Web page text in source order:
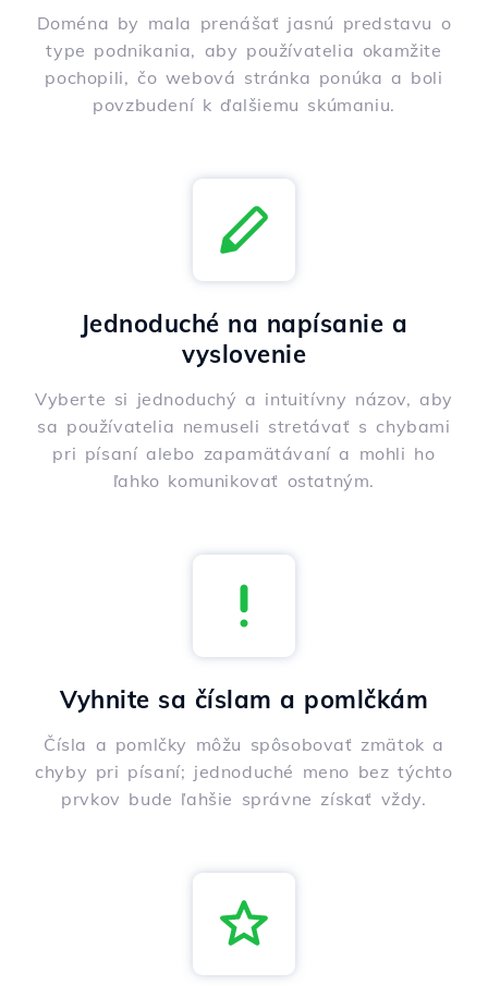
Doména by mala prenášať jasnú predstavu o
type podnikania, aby používatelia okamžite
pochopili, čo webová stránka ponúka a boli
povzbudení k ďalšiemu skúmaniu.
Jednoduché na napísanie a
vyslovenie
Vyberte si jednoduchý a intuitívny názov, aby
sa používatelia nemuseli stretávať s chybami
pri písaní alebo zapamätávaní a mohli ho
ľahko komunikovať ostatným.
Vyhnite sa číslam a pomlčkám
Čísla a pomlčky môžu spôsobovať zmätok a
chyby pri písaní; jednoduché meno bez týchto
prvkov bude ľahšie správne získať vždy.